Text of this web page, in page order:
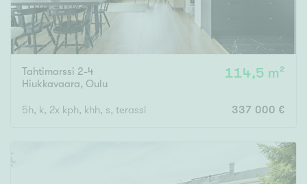
Uudiskohteet
Vain uudiskohteet Ei uudiskohteita
Arvokohteet
Vain arvokohteet Ei arvokohteita
Tahtimarssi 2-4
Hiukkavaara, Oulu
114,5 m²
5h, k, 2x kph, khh, s, terassi 337 000 €